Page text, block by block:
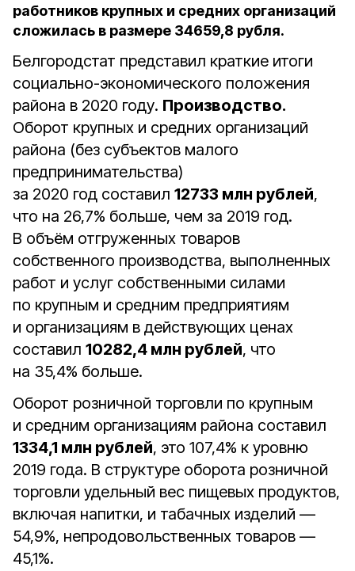
работников крупных и средних организаций
сложилась в размере 34659,8 рубля.
Белгородстат представил краткие итоги
социально-экономического положения
района в 2020 году. Производство.
Оборот крупных и средних организаций
района (без субъектов малого
предпринимательства)
за 2020 год составил 12733 млн рублей,
что на 26,7% больше, чем за 2019 год.
В объём отгруженных товаров
собственного производства, выполненных
работ и услуг собственными силами
по крупным и средним предприятиям
и организациям в действующих ценах
составил 10282,4 млн рублей, что
на 35,4% больше.
Оборот розничной торговли по крупным
и средним организациям района составил
1334,1 млн рублей, это 107,4% к уровню
2019 года. В структуре оборота розничной
торговли удельный вес пищевых продуктов,
включая напитки, и табачных изделий —
54,9%, непродовольственных товаров —
45,1%.